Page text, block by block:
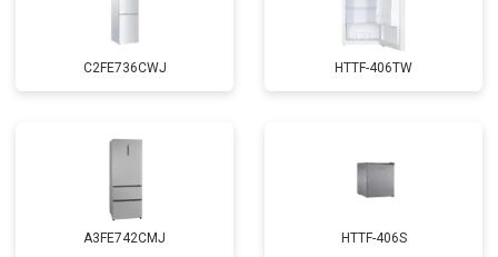
C2FE736CWJ HTTF-406TW
A3FE742CMJ HTTF-406S